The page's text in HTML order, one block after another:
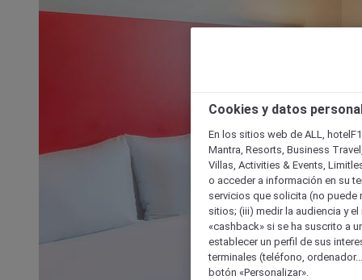
Cookies y datos
En los sitios web de ALL,
Mantra, Resorts, Business
Villas, Activities & Events,
o acceder a información en su
servicios que solicita (no puede
sitios; (iii) medir la audiencia y
«cashback» si se ha suscrito a
establecer un perfil de sus
terminales (teléfono,
botón «Personalizar».